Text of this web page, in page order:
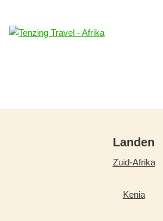
Landen
Zuid-Afrika
Kenia